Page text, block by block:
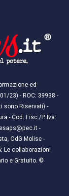
ed
23) - ROC: 39938 -
sono Riservati) -
- Cod. Fisc./P. Iva:
-
OdG Molise -
Le collaborazioni
e Gratuito. ©